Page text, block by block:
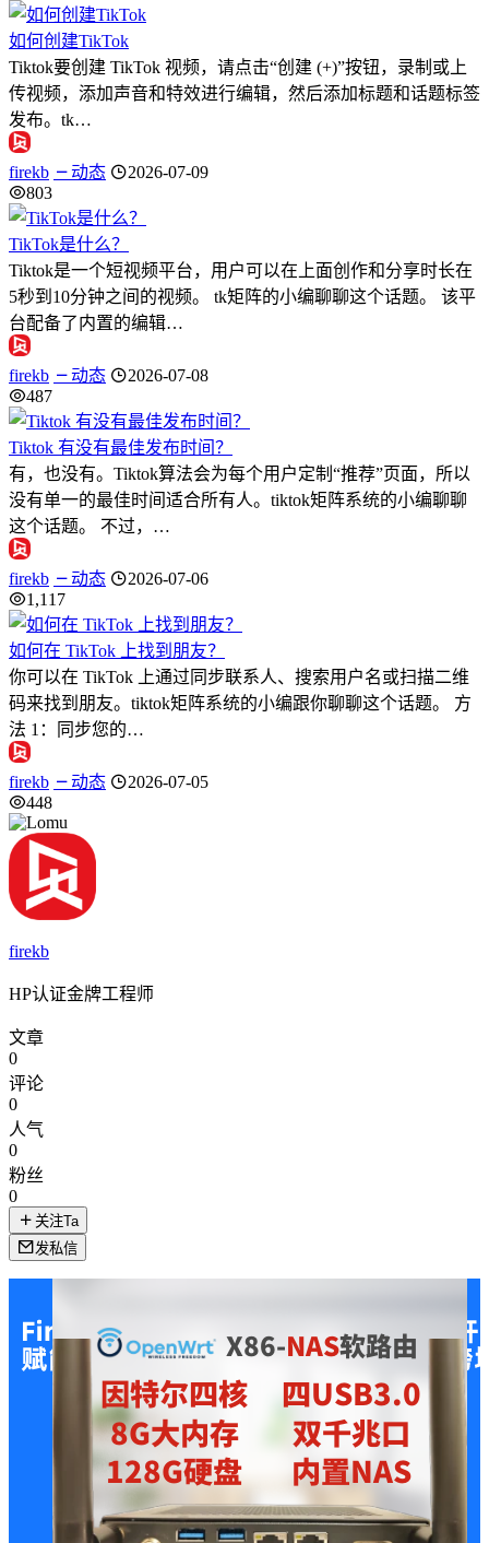
如何创建TikTok
Tiktok要创建 TikTok 视频，请点击“创建 (+)”按钮，录制或上
传视频，添加声音和特效进行编辑，然后添加标题和话题标签
发布。tk…
firekb 动态
2026-07-09
803
TikTok是什么？
Tiktok是一个短视频平台，用户可以在上面创作和分享时长在
5秒到10分钟之间的视频。 tk矩阵的小编聊聊这个话题。 该平
台配备了内置的编辑…
firekb 动态
2026-07-08
487
Tiktok 有没有最佳发布时间？
有，也没有。Tiktok算法会为每个用户定制“推荐”页面，所以
没有单一的最佳时间适合所有人。tiktok矩阵系统的小编聊聊
这个话题。 不过，…
firekb 动态
2026-07-06
1,117
如何在 TikTok 上找到朋友？
你可以在 TikTok 上通过同步联系人、搜索用户名或扫描二维
码来找到朋友。tiktok矩阵系统的小编跟你聊聊这个话题。 方
法 1：同步您的…
firekb 动态
2026-07-05
448
firekb
HP认证金牌工程师
文章
0
评论
0
人气
0
粉丝
0
关注Ta
发私信